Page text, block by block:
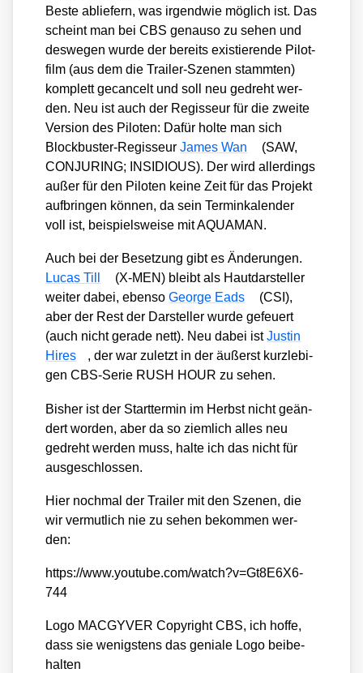
Bes­te ablie­fern, was irgend­wie mög­lich ist. Das
scheint man bei CBS genau­so zu sehen und
des­we­gen wur­de der bereits exis­tie­ren­de Pilot­
film (aus dem die Trai­ler-Sze­nen stamm­ten)
kom­plett gecan­celt und soll neu gedreht wer­
den. Neu ist auch der Regis­seur für die zwei­te
Ver­si­on des Pilo­ten: Dafür hol­te man sich
Block­bus­ter-Regis­seurJames Wan
(SAW,
CONJURING; INSIDIOUS). Der wird aller­dings
außer für den Pilo­ten kei­ne Zeit für das Pro­jekt
auf­brin­gen kön­nen, da sein Ter­min­ka­len­der
voll ist, bei­spiels­wei­se mit AQUAMAN.
Auch bei der Beset­zung gibt es Ände­run­gen.
Lucas Till
(X‑MEN) bleibt als Haut­dar­stel­ler
wei­ter dabei, eben­soGeor­ge Eads
(CSI),
aber der Rest der Dar­stel­ler wur­de gefeu­ert
(auch nicht gera­de nett). Neu dabei istJus­tin
Hires
, der war zuletzt in der äußerst kurz­le­bi­
gen CBS-Serie RUSH HOUR zu sehen.
Bis­her ist der Start­ter­min im Herbst nicht geän­
dert wor­den, aber da so ziem­lich alles neu
gedreht wer­den muss, hal­te ich das nicht für
aus­ge­schlos­sen.
Hier noch­mal der Trai­ler mit den Sze­nen, die
wir ver­mut­lich nie zu sehen bekom­men wer­
den:
https://​www​.you​tube​.com/​w​a​t​c​h​?​v​=​G​t​8​E​6​X​6​-​
744
Logo MACGYVER Copy­right CBS, ich hof­fe,
dass sie wenigs­tens das genia­le Logo bei­be­
hal­ten